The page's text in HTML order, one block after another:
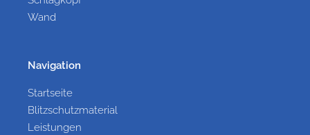
Wand
Navigation
Startseite
Blitzschutzmaterial
Leistungen